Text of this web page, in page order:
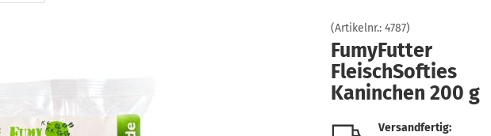
Konto erstellen
Passwort vergessen?
(Artikelnr.: 4787)
FumyFutter
FleischSofties
Kaninchen 200 g
Versandfertig: